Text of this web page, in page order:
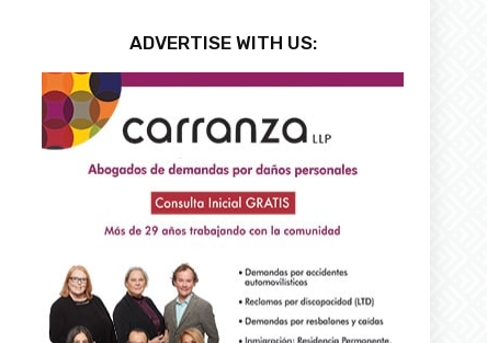
ADVERTISE WITH US: